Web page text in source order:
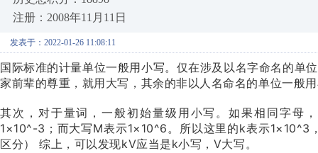
注册：2008年11月11日
发表于：2022-01-26 11:08:11
国际标准的计量单位一般用小写。仅在涉及以名字命名的单
家前辈的尊重，就用大写，其余的非以人名命名的单位一般
其次，对于量词，一般初始量级用小写。如果相同字母
1×10^-3；而大写M表示1×10^6。所以这里的k表示1×10^3
区分） 综上，可以发现kV应当是k小写，V大写。